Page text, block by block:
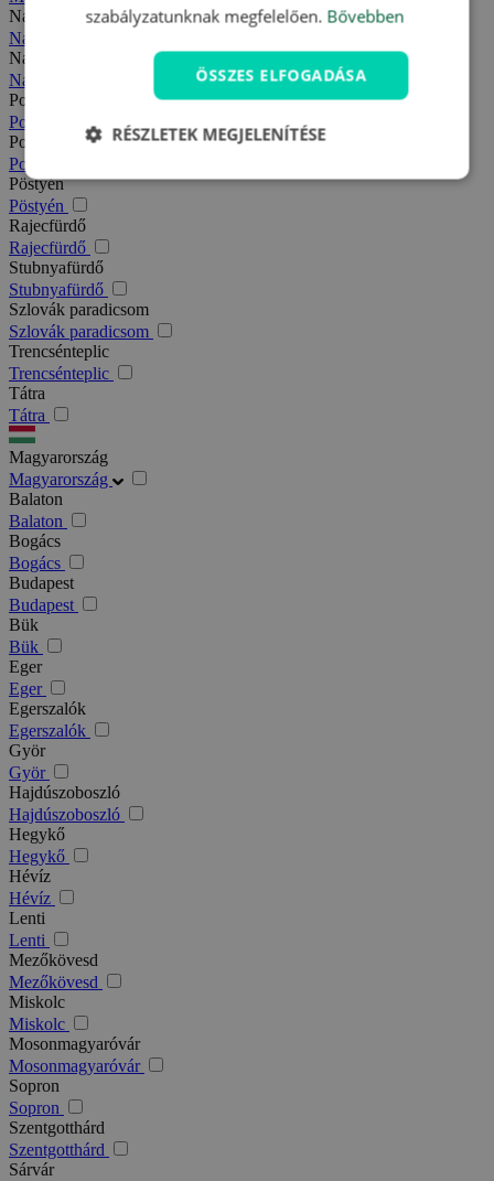
Nagy-Fátra
Nagy-Fátra
Nagymegyer
Nagymegyer
Podhajska
Podhajska
Pozsony
Pozsony
Pöstyén
Pöstyén
Rajecfürdő
Rajecfürdő
Stubnyafürdő
Stubnyafürdő
Szlovák paradicsom
Szlovák paradicsom
Trencsénteplic
Trencsénteplic
Tátra
Tátra
Magyarország
Magyarország
Balaton
Balaton
Bogács
Bogács
Budapest
Budapest
Bük
Bük
Eger
Eger
Egerszalók
Egerszalók
Györ
Györ
Hajdúszoboszló
Hajdúszoboszló
Hegykő
Hegykő
Hévíz
Hévíz
Lenti
Lenti
Mezőkövesd
Mezőkövesd
Miskolc
Miskolc
Mosonmagyaróvár
Mosonmagyaróvár
Sopron
Sopron
Szentgotthárd
Szentgotthárd
Sárvár
szabályzatunknak megfelelően. Bővebben
ÖSSZES ELFOGADÁSA
RÉSZLETEK MEGJELENÍTÉSE